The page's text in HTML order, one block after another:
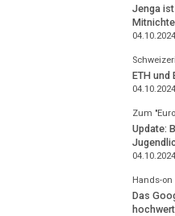
Jenga
ETH und
Zum
Update:
Hands-on
Das